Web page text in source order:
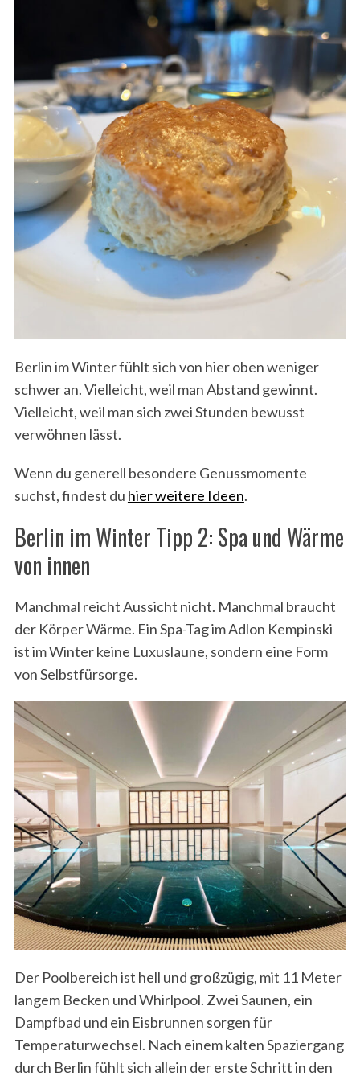
Berlin im Winter fühlt sich von hier oben weniger
schwer an. Vielleicht, weil man Abstand gewinnt.
Vielleicht, weil man sich zwei Stunden bewusst
verwöhnen lässt.
Wenn du generell besondere Genussmomente
suchst, findest du hier weitere Ideen.
Berlin im Winter Tipp 2: Spa und Wärme
von innen
Manchmal reicht Aussicht nicht. Manchmal braucht
der Körper Wärme. Ein Spa-Tag im Adlon Kempinski
ist im Winter keine Luxuslaune, sondern eine Form
von Selbstfürsorge.
Der Poolbereich ist hell und großzügig, mit 11 Meter
langem Becken und Whirlpool. Zwei Saunen, ein
Dampfbad und ein Eisbrunnen sorgen für
Temperaturwechsel. Nach einem kalten Spaziergang
durch Berlin fühlt sich allein der erste Schritt in den